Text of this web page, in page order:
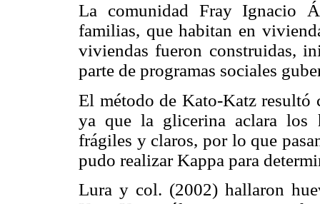
La comunidad Fray Ignacio
familias, que habitan en
viviendas fueron construidas,
parte de programas sociales
El método de Kato-Katz resultó
ya que la glicerina aclara los
frágiles y claros, por lo que
pudo realizar Kappa para
Lura y col. (2002) hallaron